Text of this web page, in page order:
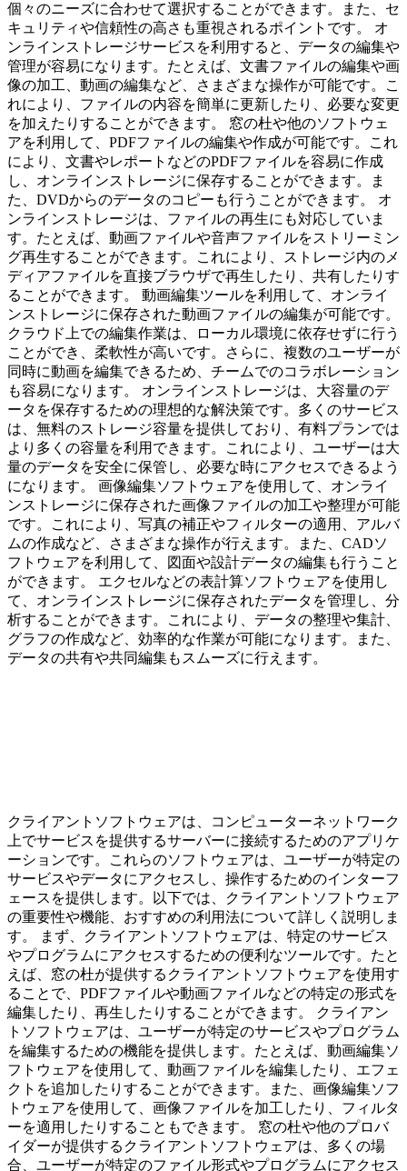
個々のニーズに合わせて選択することができます。また、セ
キュリティや信頼性の高さも重視されるポイントです。 オ
ンラインストレージサービスを利用すると、データの編集や
管理が容易になります。たとえば、文書ファイルの編集や画
像の加工、動画の編集など、さまざまな操作が可能です。こ
れにより、ファイルの内容を簡単に更新したり、必要な変更
を加えたりすることができます。 窓の杜や他のソフトウェ
アを利用して、PDFファイルの編集や作成が可能です。これ
により、文書やレポートなどのPDFファイルを容易に作成
し、オンラインストレージに保存することができます。ま
た、DVDからのデータのコピーも行うことができます。 オ
ンラインストレージは、ファイルの再生にも対応していま
す。たとえば、動画ファイルや音声ファイルをストリーミン
グ再生することができます。これにより、ストレージ内のメ
ディアファイルを直接ブラウザで再生したり、共有したりす
ることができます。 動画編集ツールを利用して、オンライ
ンストレージに保存された動画ファイルの編集が可能です。
クラウド上での編集作業は、ローカル環境に依存せずに行う
ことができ、柔軟性が高いです。さらに、複数のユーザーが
同時に動画を編集できるため、チームでのコラボレーション
も容易になります。 オンラインストレージは、大容量のデ
ータを保存するための理想的な解決策です。多くのサービス
は、無料のストレージ容量を提供しており、有料プランでは
より多くの容量を利用できます。これにより、ユーザーは大
量のデータを安全に保管し、必要な時にアクセスできるよう
になります。 画像編集ソフトウェアを使用して、オンライ
ンストレージに保存された画像ファイルの加工や整理が可能
です。これにより、写真の補正やフィルターの適用、アルバ
ムの作成など、さまざまな操作が行えます。また、CADソ
フトウェアを利用して、図面や設計データの編集も行うこと
ができます。 エクセルなどの表計算ソフトウェアを使用し
て、オンラインストレージに保存されたデータを管理し、分
析することができます。これにより、データの整理や集計、
グラフの作成など、効率的な作業が可能になります。また、
データの共有や共同編集もスムーズに行えます。
クライアントソフトウェアは、コンピューターネットワーク
上でサービスを提供するサーバーに接続するためのアプリケ
ーションです。これらのソフトウェアは、ユーザーが特定の
サービスやデータにアクセスし、操作するためのインターフ
ェースを提供します。以下では、クライアントソフトウェア
の重要性や機能、おすすめの利用法について詳しく説明しま
す。 まず、クライアントソフトウェアは、特定のサービス
やプログラムにアクセスするための便利なツールです。たと
えば、窓の杜が提供するクライアントソフトウェアを使用す
ることで、PDFファイルや動画ファイルなどの特定の形式を
編集したり、再生したりすることができます。 クライアン
トソフトウェアは、ユーザーが特定のサービスやプログラム
を編集するための機能を提供します。たとえば、動画編集ソ
フトウェアを使用して、動画ファイルを編集したり、エフェ
クトを追加したりすることができます。また、画像編集ソフ
トウェアを使用して、画像ファイルを加工したり、フィルタ
ーを適用したりすることもできます。 窓の杜や他のプロバ
イダーが提供するクライアントソフトウェアは、多くの場
合、ユーザーが特定のファイル形式やプログラムにアクセス